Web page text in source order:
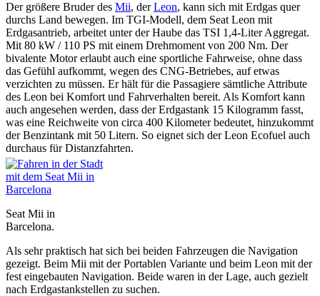
Der größere Bruder des Mii, derLeon, kann sich mit Erdgas quer
durchs Land bewegen. Im TGI-Modell, dem Seat Leon mit
Erdgasantrieb, arbeitet unter der Haube das TSI 1,4-Liter Aggregat.
Mit 80 kW / 110 PS mit einem Drehmoment von 200 Nm. Der
bivalente Motor erlaubt auch eine sportliche Fahrweise, ohne dass
das Gefühl aufkommt, wegen des CNG-Betriebes, auf etwas
verzichten zu müssen. Er hält für die Passagiere sämtliche Attribute
des Leon bei Komfort und Fahrverhalten bereit. Als Komfort kann
auch angesehen werden, dass der Erdgastank 15 Kilogramm fasst,
was eine Reichweite von circa 400 Kilometer bedeutet, hinzukommt
der Benzintank mit 50 Litern. So eignet sich der Leon Ecofuel auch
durchaus für Distanzfahrten.
Seat Mii in
Barcelona.
Als sehr praktisch hat sich bei beiden Fahrzeugen die Navigation
gezeigt. Beim Mii mit der Portablen Variante und beim Leon mit der
fest eingebauten Navigation. Beide waren in der Lage, auch gezielt
nach Erdgastankstellen zu suchen.